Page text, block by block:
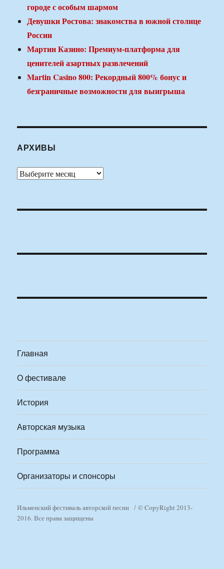
городе с особым шармом
Девушки Ростова: знакомства в южной столице
России
Мартин Казино: Премиум-платформа для
ценителей азартных развлечений
Martin Casino 800: Рекордный 800% бонус и
безграничные возможности для выигрыша
АРХИВЫ
Архивы
Главная
О фестивале
История
Авторская музыка
Программа
Организаторы и спонсоры
Ильменский фестиваль авторской песни
© CopyRight 2013-
2016. Все права защищены